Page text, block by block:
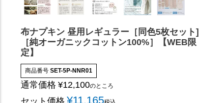
布ナプキン 昼用レギュラー［同色5枚セット]
［純オーガニックコットン100%］【WEB限
定】
商品番号 SET-5P-NNR01
通常価格 ¥12,100のところ
¥11,165